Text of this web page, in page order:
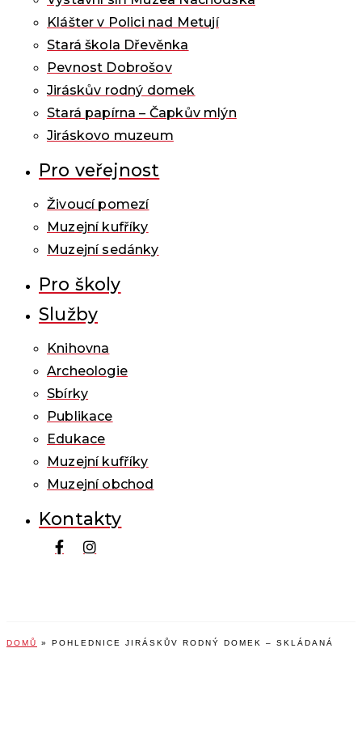
Klášter v Polici nad Metují
Stará škola Dřevěnka
Pevnost Dobrošov
Jiráskův rodný domek
Stará papírna – Čapkův mlýn
Jiráskovo muzeum
Pro veřejnost
Živoucí pomezí
Muzejní kufříky
Muzejní sedánky
Pro školy
Služby
Knihovna
Archeologie
Sbírky
Publikace
Edukace
Muzejní kufříky
Muzejní obchod
Kontakty
DOMŮ » POHLEDNICE JIRÁSKŮV RODNÝ DOMEK – SKLÁDANÁ